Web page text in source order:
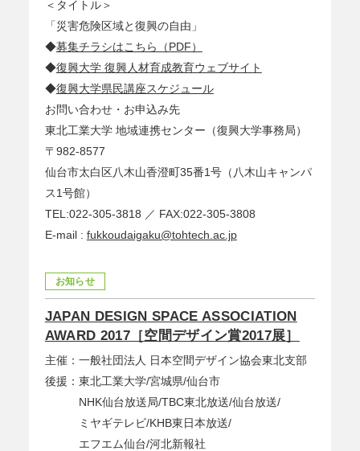
＜タイトル＞
「災害危険区域と復興の自由」
◆募集チラシはこちら（PDF）
◆復興大学 復興人材育成教育ウェブサイト
◆復興大学県民講座スケジュール
お問い合わせ・お申込み先
東北工業大学 地域連携センター（復興大学事務局）
〒982-8577
仙台市太白区八木山香澄町35番1号（八木山キャンパ
ス1号館）
TEL:022-305-3818 ／ FAX:022-305-3808
E-mail : fukkoudaigaku@tohtech.ac.jp
お知らせ
JAPAN DESIGN SPACE ASSOCIATION
AWARD 2017［空間デザイン賞2017展］
主催：一般社団法人 日本空間デザイン協会東北支部
後援：東北工業大学/宮城県/仙台市
NHK仙台放送局/TBC東北放送/仙台放送/
ミヤギテレビ/KHB東日本放送/
エフエム仙台/河北新報社